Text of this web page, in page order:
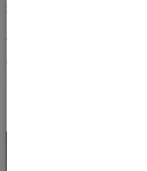
Ждем Вас ежедневно с 9.00 до
Акция действует до 30.11.2022
Скидка по акции не суммируется